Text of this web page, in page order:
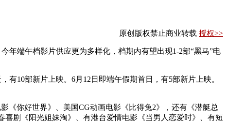
原创版权禁止商业转载 授权>>
端午档影片供应更为多样化，档期内有望出现1-2部“黑马”电
10部新片上映。6月12日即端午假期首日，有5部新片上映。
你好世界》、美国CG动画电影《比得兔2》，还有《潜艇总
剧《阳光姐妹淘》、有港台爱情电影《当男人恋爱时》、有短